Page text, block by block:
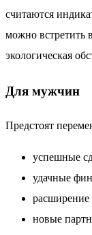
считаются
можно встретить
экологическая
Для мужчин
Предстоят
успешные
удачные
расширение
новые